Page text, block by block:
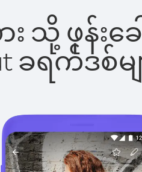
ား သို့ ဖုန်
ခရက်ဒစ်